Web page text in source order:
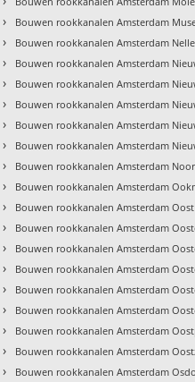
› Bouwen rookkanalen Amsterdam
› Bouwen rookkanalen Amsterdam
› Bouwen rookkanalen Amsterdam
› Bouwen rookkanalen Amsterdam
› Bouwen rookkanalen Amsterdam
› Bouwen rookkanalen Amsterdam
› Bouwen rookkanalen Amsterdam
› Bouwen rookkanalen Amsterdam
› Bouwen rookkanalen Amsterdam
› Bouwen rookkanalen Amsterdam Oost
› Bouwen rookkanalen Amsterdam
› Bouwen rookkanalen Amsterdam
› Bouwen rookkanalen Amsterdam
› Bouwen rookkanalen Amsterdam
› Bouwen rookkanalen Amsterdam
› Bouwen rookkanalen Amsterdam
› Bouwen rookkanalen Amsterdam
› Bouwen rookkanalen Amsterdam